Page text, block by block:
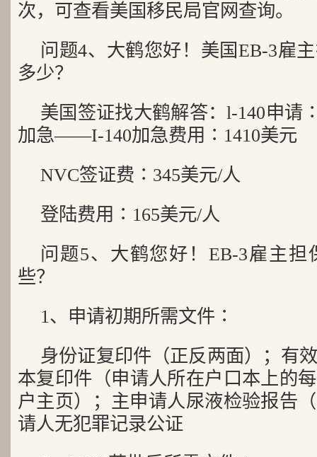
次，可查看美国移民局官网查询。
问题4、大鹤您好！美国EB-3雇
多少？
美国签证找大鹤解答：l-140申请
加急——I-140加急费用∶1410美元
NVC签证费∶345美元/人
登陆费用∶165美元/人
问题5、大鹤您好！EB-3雇主
些？
1、申请初期所需文件∶
身份证复印件（正反两面）；有
本复印件（申请人所在户口本上的
户主页）；主申请人尿液检验报告
请人无犯罪记录公证